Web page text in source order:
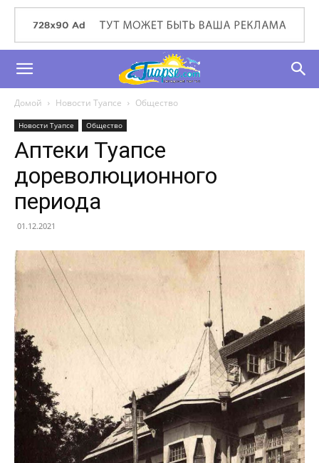
Домой Новости Туапсе Общество
Новости Туапсе Общество
Аптеки Туапсе
дореволюционного
периода
01.12.2021